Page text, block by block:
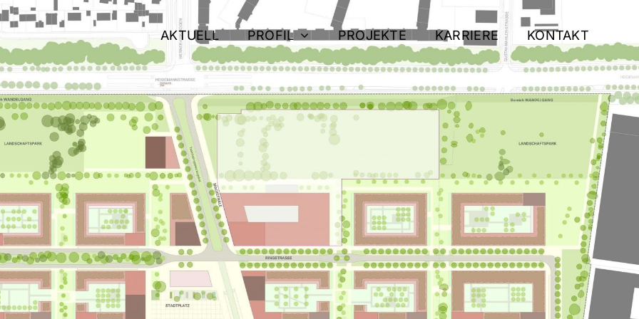
AKTUELL PROFIL PROJEKTE KARRIERE KONTAKT